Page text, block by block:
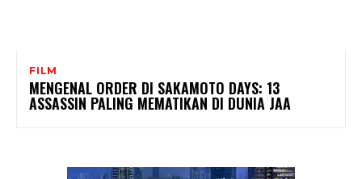
FILM
MENGENAL ORDER DI SAKAMOTO DAYS: 13
ASSASSIN PALING MEMATIKAN DI DUNIA JAA